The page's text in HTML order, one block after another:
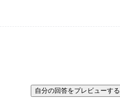
自分の回答をプレビューする